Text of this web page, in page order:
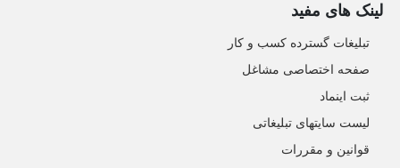
لینک های مفید
تبلیغات گسترده کسب و کار
صفحه اختصاصی مشاغل
ثبت اینماد
لیست سایتهای تبلیغاتی
قوانین و مقررات